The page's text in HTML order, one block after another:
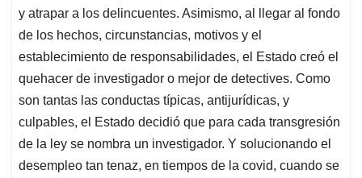
y atrapar a los delincuentes. Asimismo, al llegar al fondo
de los hechos, circunstancias, motivos y el
establecimiento de responsabilidades, el Estado creó el
quehacer de investigador o mejor de detectives. Como
son tantas las conductas típicas, antijurídicas, y
culpables, el Estado decidió que para cada transgresión
de la ley se nombra un investigador. Y solucionando el
desempleo tan tenaz, en tiempos de la covid, cuando se